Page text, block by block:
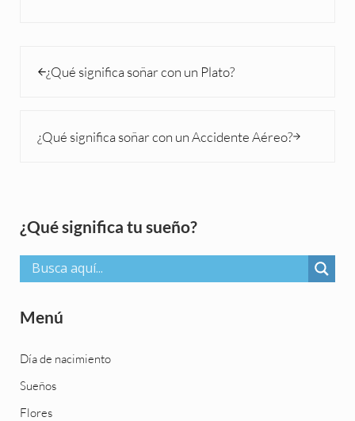
¿Qué significa soñar con un Plato?
¿Qué significa soñar con un Accidente Aéreo?
Sidebar
¿Qué significa tu sueño?
Menú
Día de nacimiento
Sueños
Flores